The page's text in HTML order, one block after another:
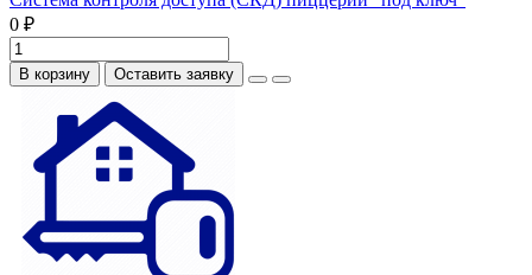
0 ₽
В корзину Оставить заявку